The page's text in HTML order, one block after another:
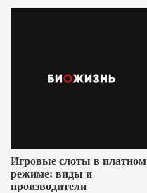
Игровые слоты в платном
режиме: виды и
производители